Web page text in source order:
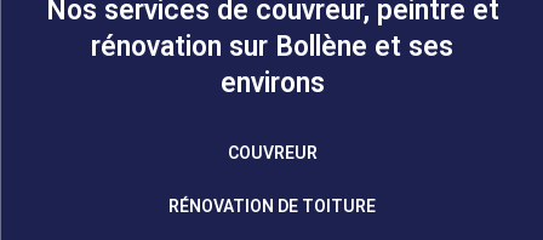
Nos services de couvreur, peintre et
rénovation sur Bollène et ses
environs
COUVREUR
RÉNOVATION DE TOITURE